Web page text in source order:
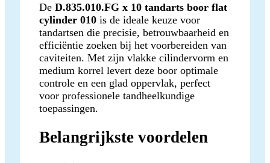
De D.835.010.FG x 10 tandarts boor flat
cylinder 010 is de ideale keuze voor
tandartsen die precisie, betrouwbaarheid en
efficiëntie zoeken bij het voorbereiden van
caviteiten. Met zijn vlakke cilindervorm en
medium korrel levert deze boor optimale
controle en een glad oppervlak, perfect
voor professionele tandheelkundige
toepassingen.
Belangrijkste voordelen